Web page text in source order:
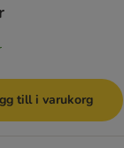
till i varukorg